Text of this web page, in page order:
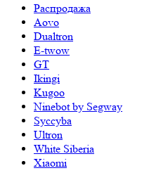
Распродажа
Aovo
Dualtron
E-twow
GT
Ikingi
Kugoo
Ninebot by Segway
Syccyba
Ultron
White Siberia
Xiaomi